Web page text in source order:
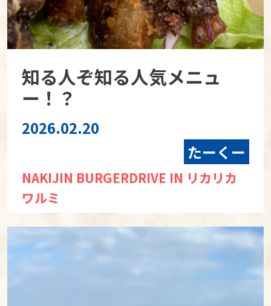
知る人ぞ知る人気メニュ
ー！？
2026.02.20
たーくー
NAKIJIN BURGERDRIVE IN リカリカ
ワルミ